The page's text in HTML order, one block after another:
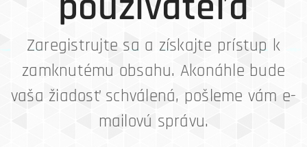
Zaregistrujte sa a získajte prístup k
zamknutému obsahu. Akonáhle bude
vaša žiadosť schválená, pošleme vám e-
mailovú správu.